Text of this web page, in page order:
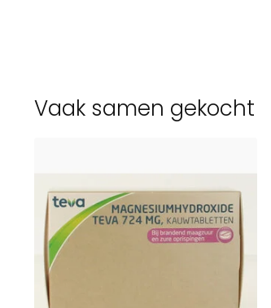
Vaak samen gekocht